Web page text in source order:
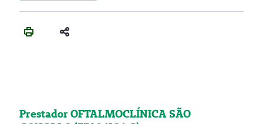
Prestador OFTALMOCLÍNICA SÃO